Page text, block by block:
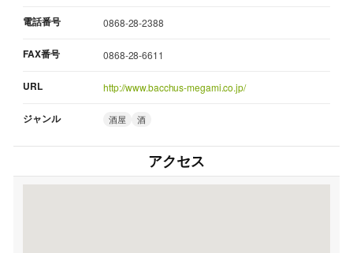
電話番号 0868-28-2388
FAX番号 0868-28-6611
URL http://www.bacchus-megami.co.jp/
ジャンル 酒屋 酒
アクセス